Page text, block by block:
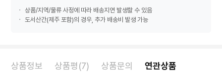
상품/지역/물류 사정에 따라 배송지연 발생할 수 있음
도서산간(제주 포함)의 경우, 추가 배송비 발생 가능
상품정보 상품평(7) 상품문의 연관상품